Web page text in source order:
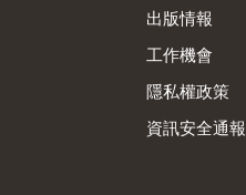
出版情報
工作機會
隱私權政策
資訊安全通報